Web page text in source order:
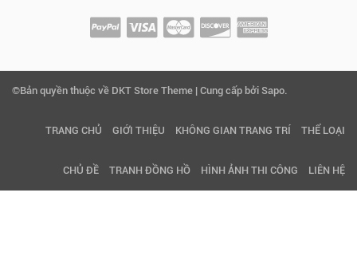
©Bản quyền thuộc về DKT Store Theme | Cung cấp bởi Sapo.
TRANG CHỦ GIỚI THIỆU KHÔNG GIAN TRANG TRÍ THỂ LOẠI
CHỦ ĐỀ TRANH ĐỒNG HỒ HÌNH ẢNH THI CÔNG LIÊN HỆ